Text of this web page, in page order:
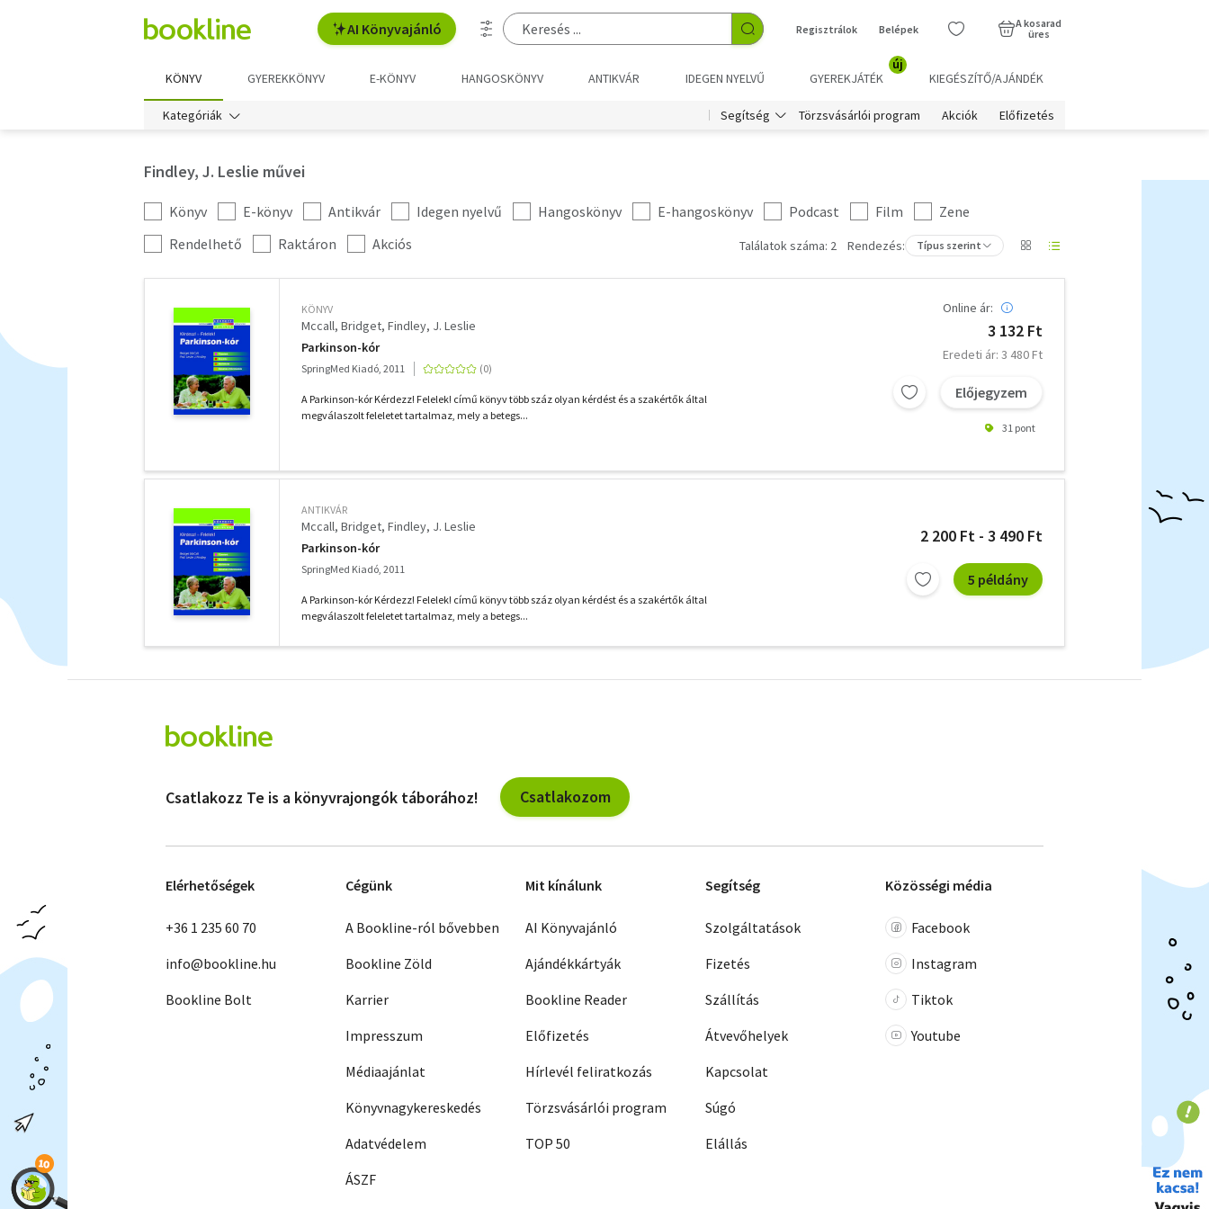
AI Könyvajánló Regisztrálok Belépek
A kosarad
üres
KÖNYV GYEREKKÖNYV E-KÖNYV HANGOSKÖNYV ANTIKVÁR IDEGEN NYELVŰ GYEREKJÁTÉK
új
KIEGÉSZÍTŐ/AJÁNDÉK
Kategóriák Segítség Törzsvásárlói program Akciók Előfizetés
Findley, J. Leslie művei
Kategória
szűrés
Könyv E-könyv Antikvár Idegen nyelvű Hangoskönyv E-hangoskönyv Podcast Film
Zene
További
szűrők
Rendelhető Raktáron Akciós Találatok száma: 2 Rendezés: Típus szerint
KÖNYV
Mccall, Bridget Findley, J. Leslie
Parkinson-kór
SpringMed Kiadó, 2011
A Parkinson-kór Kérdezz! Felelek! című könyv több száz olyan kérdést és a szakértők által
megválaszolt feleletet tartalmaz, mely a betegs...
Online ár:
3 132 Ft
Eredeti ár: 3 480 Ft
Előjegyzem
31 pont
ANTIKVÁR
Mccall, Bridget Findley, J. Leslie
Parkinson-kór
SpringMed Kiadó, 2011
A Parkinson-kór Kérdezz! Felelek! című könyv több száz olyan kérdést és a szakértők által
megválaszolt feleletet tartalmaz, mely a betegs...
2 200 Ft - 3 490 Ft
5 példány
szűrők
Csatlakozz Te is a könyvrajongók táborához! Csatlakozom
Elérhetőségek
+36 1 235 60 70
info@bookline.hu
Bookline Bolt
Cégünk
A Bookline-ról bővebben
Bookline Zöld
Karrier
Impresszum
Médiaajánlat
Könyvnagykereskedés
Adatvédelem
ÁSZF
Mit kínálunk
AI Könyvajánló
Ajándékkártyák
Bookline Reader
Előfizetés
Hírlevél feliratkozás
Törzsvásárlói program
TOP 50
Segítség
Szolgáltatások
Fizetés
Szállítás
Átvevőhelyek
Kapcsolat
Súgó
Elállás
Közösségi média
Facebook
Instagram
Tiktok
Youtube